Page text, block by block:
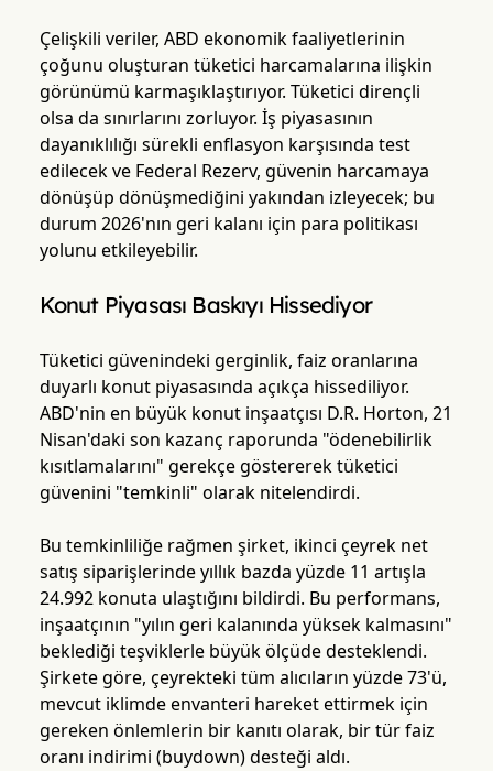
Çelişkili veriler, ABD ekonomik faaliyetlerinin
çoğunu oluşturan tüketici harcamalarına ilişkin
görünümü karmaşıklaştırıyor. Tüketici dirençli
olsa da sınırlarını zorluyor. İş piyasasının
dayanıklılığı sürekli enflasyon karşısında test
edilecek ve Federal Rezerv, güvenin harcamaya
dönüşüp dönüşmediğini yakından izleyecek; bu
durum 2026'nın geri kalanı için para politikası
yolunu etkileyebilir.
Konut Piyasası Baskıyı Hissediyor
Tüketici güvenindeki gerginlik, faiz oranlarına
duyarlı konut piyasasında açıkça hissediliyor.
ABD'nin en büyük konut inşaatçısı D.R. Horton, 21
Nisan'daki son kazanç raporunda "ödenebilirlik
kısıtlamalarını" gerekçe göstererek tüketici
güvenini "temkinli" olarak nitelendirdi.
Bu temkinliliğe rağmen şirket, ikinci çeyrek net
satış siparişlerinde yıllık bazda yüzde 11 artışla
24.992 konuta ulaştığını bildirdi. Bu performans,
inşaatçının "yılın geri kalanında yüksek kalmasını"
beklediği teşviklerle büyük ölçüde desteklendi.
Şirkete göre, çeyrekteki tüm alıcıların yüzde 73'ü,
mevcut iklimde envanteri hareket ettirmek için
gereken önlemlerin bir kanıtı olarak, bir tür faiz
oranı indirimi (buydown) desteği aldı.